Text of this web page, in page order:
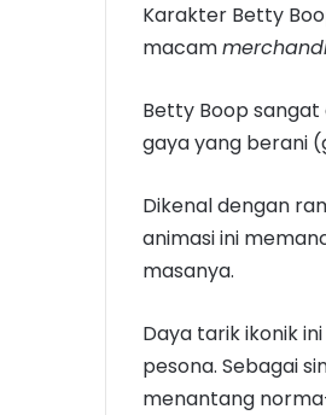
Karakter Betty
macam
Betty Boop
gaya yang berani
Dikenal dengan
animasi ini
masanya.
Daya tarik ikonik
pesona. Sebagai
menantang